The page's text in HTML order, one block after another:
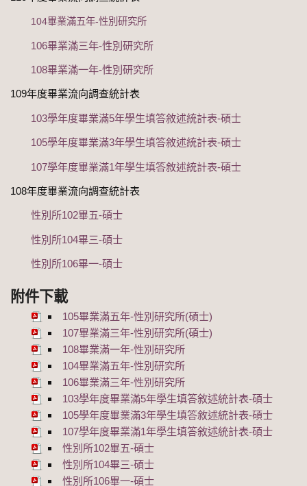
104畢業滿五年-性別研究所
106畢業滿三年-性別研究所
108畢業滿一年-性別研究所
109年度畢業流向調查統計表
103學年度畢業滿5年學生填答敘述統計表-碩士
105學年度畢業滿3年學生填答敘述統計表-碩士
107學年度畢業滿1年學生填答敘述統計表-碩士
108年度畢業流向調查統計表
性別所102畢五-碩士
性別所104畢三-碩士
性別所106畢一-碩士
附件下載
105畢業滿五年-性別研究所(碩士)
107畢業滿三年-性別研究所(碩士)
108畢業滿一年-性別研究所
104畢業滿五年-性別研究所
106畢業滿三年-性別研究所
103學年度畢業滿5年學生填答敘述統計表-碩士
105學年度畢業滿3年學生填答敘述統計表-碩士
107學年度畢業滿1年學生填答敘述統計表-碩士
性別所102畢五-碩士
性別所104畢三-碩士
性別所106畢一-碩士